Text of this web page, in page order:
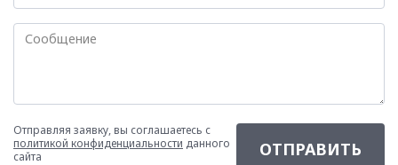
Отправляя заявку, вы соглашаетесь с
политикой конфиденциальности данного
сайта